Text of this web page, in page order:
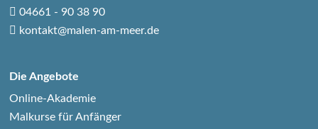
04661 - 90 38 90
kontakt@malen-am-meer.de
Die Angebote
Online-Akademie
Malkurse für Anfänger